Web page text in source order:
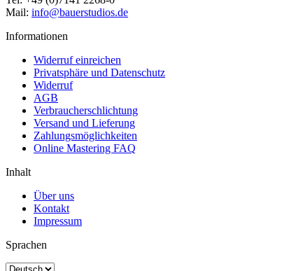
Mail: info@bauerstudios.de
Informationen
Widerruf einreichen
Privatsphäre und Datenschutz
Widerruf
AGB
Verbraucherschlichtung
Versand und Lieferung
Zahlungsmöglichkeiten
Online Mastering FAQ
Inhalt
Über uns
Kontakt
Impressum
Sprachen